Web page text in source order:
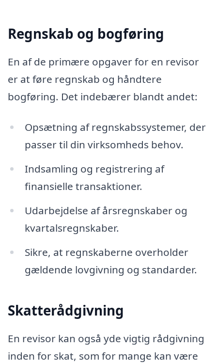
Regnskab og bogføring
En af de primære opgaver for en revisor
er at føre regnskab og håndtere
bogføring. Det indebærer blandt andet:
Opsætning af regnskabssystemer, der
passer til din virksomheds behov.
Indsamling og registrering af
finansielle transaktioner.
Udarbejdelse af årsregnskaber og
kvartalsregnskaber.
Sikre, at regnskaberne overholder
gældende lovgivning og standarder.
Skatterådgivning
En revisor kan også yde vigtig rådgivning
inden for skat, som for mange kan være